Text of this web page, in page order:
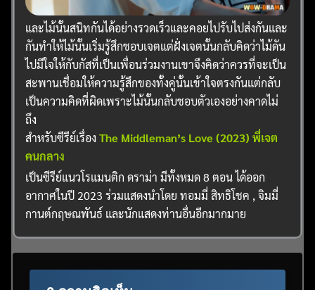
และไม้นั้นสนิทกันได้อย่างรวดเร็วและคอยไปรับไปส่งกันและ
กันทำให้ไม้นั้นเริ่มรู้สึกชอบเจตแต่ฝั่งเจตนั้นกลับคิดว่าไม้ดัน
ไปมีใจให้กับกัสที่เป็นเพื่อนร่วมงานเขาจึงคิดว่าควรที่จะเป็น
สะพานเชื่อมให้ความรู้สึกของทั้งคู่นั้นเข้าใจตรงกันแต่กลับ
เป็นความคิดที่ผิดเพราะไม้นั้นกลับชอบตัวเองอย่างคาดไม่
ถึง
สำหรับซีรีย์เรื่องThe Middleman’s Love (2023) พี่เจต
คนกลาง
เป็นซีรีย์แนวโรแมนติก ดราม่า มีทั้งหมด 8 ตอน ได้ออก
อากาศในปี 2023 ร่วมแสดงนำโดย ทอมมี่ สิทธิโชค , จิมมี่
กานต์กฤษณพันธ์ และนักแสดงท่านอื่นอีกมากมาย